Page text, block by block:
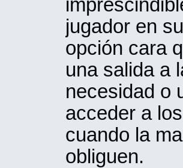
jugador en
opción cara
una salida a
necesidad o
acceder a
cuando la
obliguen.